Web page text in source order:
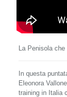
La Penisola
In questa
Eleonora
training in Italia